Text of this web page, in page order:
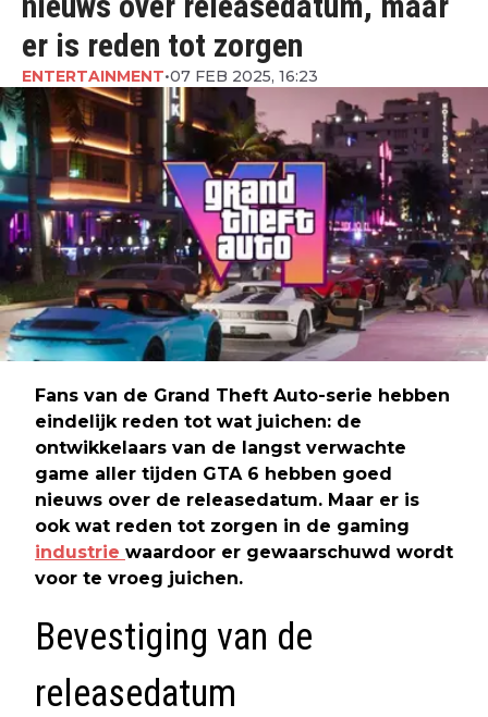
er is reden tot zorgen
ENTERTAINMENT•07 FEB 2025, 16:23
Fans van de Grand Theft Auto-serie hebben
eindelijk reden tot wat juichen: de
ontwikkelaars van de langst verwachte
game aller tijden GTA 6 hebben goed
nieuws over de releasedatum. Maar er is
ook wat reden tot zorgen in de gaming
industrie waardoor er gewaarschuwd wordt
voor te vroeg juichen.
Bevestiging van de
releasedatum